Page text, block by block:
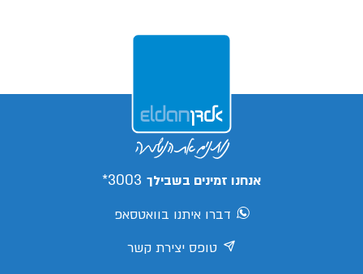
אנחנו זמינים בשבילך 3003*
דברו איתנו בוואטסאפ
טופס יצירת קשר